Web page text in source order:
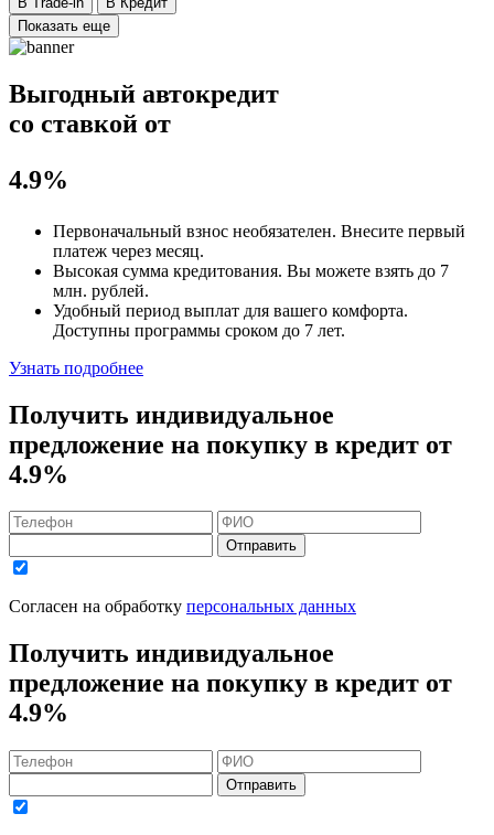
Показать еще
Выгодный автокредит
со ставкой от
4.9%
Первоначальный взнос необязателен. Внесите первый
платеж через месяц.
Высокая сумма кредитования. Вы можете взять до 7
млн. рублей.
Удобный период выплат для вашего комфорта.
Доступны программы сроком до 7 лет.
Узнать подробнее
Получить индивидуальное
предложение на покупку в кредит от
4.9%
Отправить
Согласен на обработку персональных данных
Получить индивидуальное
предложение на покупку в кредит от
4.9%
Отправить